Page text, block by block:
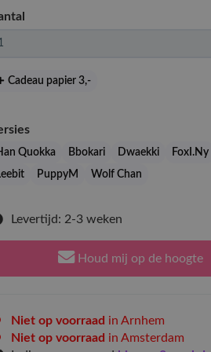
Cadeau papier 3,-
Quokka Bbokari Dwaekki FoxI.Ny
PuppyM Wolf Chan
Levertijd: 2-3 weken
Houd mij op de hoogte
Niet op voorraad in Arnhem
Niet op voorraad in Amsterdam